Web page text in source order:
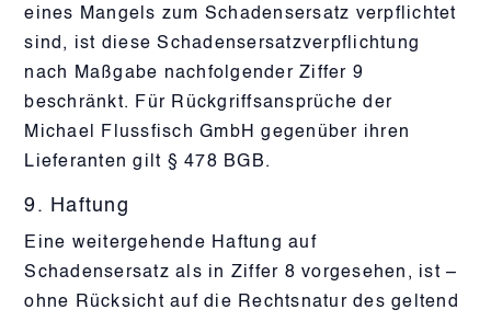
eines Mangels zum Schadensersatz verpflichtet
sind, ist diese Schadensersatzverpflichtung
nach Maßgabe nachfolgender Ziffer 9
beschränkt. Für Rückgriffsansprüche der
Michael Flussfisch GmbH gegenüber ihren
Lieferanten gilt § 478 BGB.
9. Haftung
Eine weitergehende Haftung auf
Schadensersatz als in Ziffer 8 vorgesehen, ist –
ohne Rücksicht auf die Rechtsnatur des geltend